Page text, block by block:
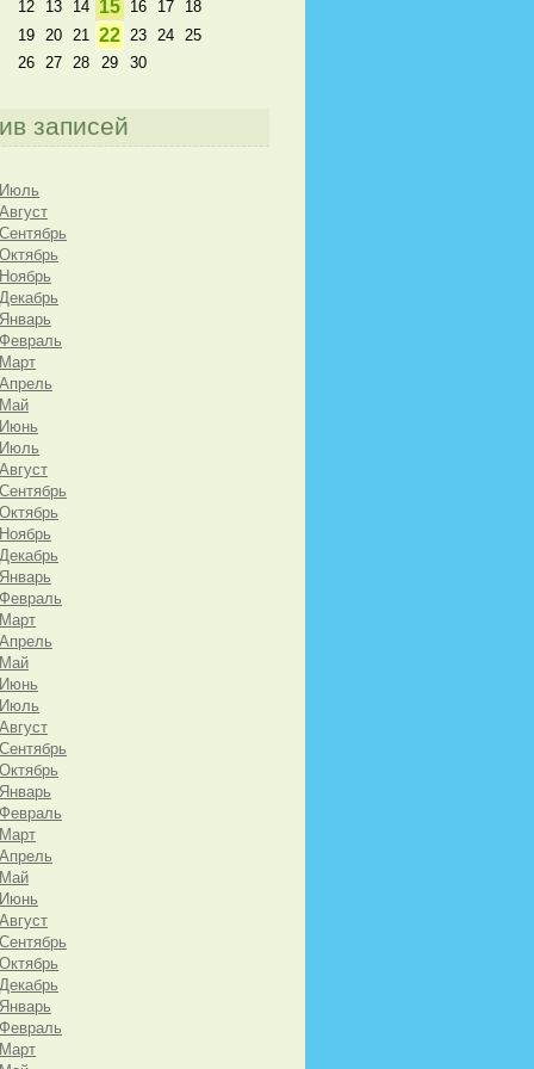
12
13 14 15 16 17
18
19
20 21 22 23 24
25
26
27 28 29 30
записей